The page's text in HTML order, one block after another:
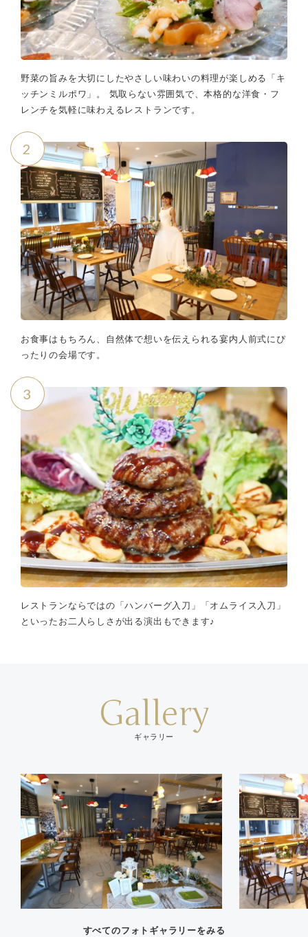
野菜の旨みを大切にしたやさしい味わいの料理が楽しめる「キ
ッチンミルポワ」。 気取らない雰囲気で、本格的な洋食・フ
レンチを気軽に味わえるレストランです。
2
お食事はもちろん、自然体で想いを伝えられる宴内人前式にぴ
ったりの会場です。
3
レストランならではの「ハンバーグ入刀」「オムライス入刀」
といったお二人らしさが出る演出もできます♪
Gallery
ギャラリー
すべてのフォトギャラリーをみる